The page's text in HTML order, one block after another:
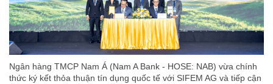
Ngân hàng TMCP Nam Á (Nam A Bank - HOSE: NAB) vừa chính
thức ký kết thỏa thuận tín dụng quốc tế với SIFEM AG và tiếp cận